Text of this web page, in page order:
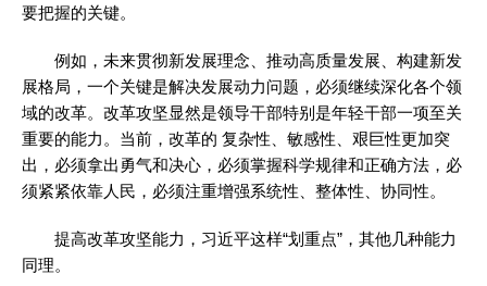
要把握的关键。
例如，未来贯彻新发展理念、推动高质量发展、构建新发
展格局，一个关键是解决发展动力问题，必须继续深化各个领
域的改革。改革攻坚显然是领导干部特别是年轻干部一项至关
重要的能力。当前，改革的 复杂性、敏感性、艰巨性更加突
出，必须拿出勇气和决心，必须掌握科学规律和正确方法，必
须紧紧依靠人民，必须注重增强系统性、整体性、协同性。
提高改革攻坚能力，习近平这样“划重点”，其他几种能力
同理。